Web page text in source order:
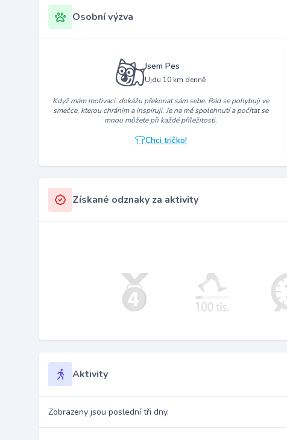
Osobní výzva
Jsem Pes
Ujdu 10 km denně
Když mám motivaci, dokážu překonat sám sebe. Rád se pohybuji ve
smečce, kterou chráním a inspiruji. Je na mě spolehnutí a počítat se
mnou můžete při každé příležitosti.
Chci tričko!
Získané odznaky za aktivity
Aktivity
Zobrazeny jsou poslední tři dny.